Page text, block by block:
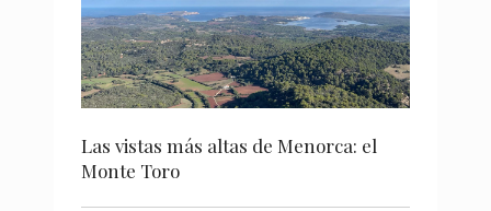
Las vistas más altas de Menorca: el
Monte Toro